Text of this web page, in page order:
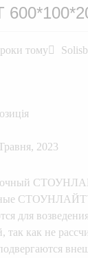
тому
2023
для
так как не